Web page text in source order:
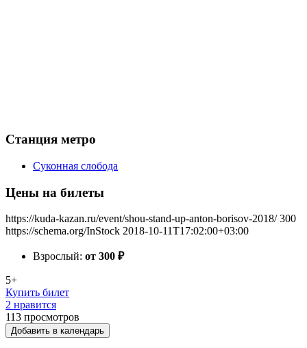
Станция метро
Суконная слобода
Цены на билеты
https://kuda-kazan.ru/event/shou-stand-up-anton-borisov-2018/ 300
https://schema.org/InStock 2018-10-11T17:02:00+03:00
Взрослый: от 300 ₽
5+
Купить билет
2 нравится
113 просмотров
Добавить в календарь